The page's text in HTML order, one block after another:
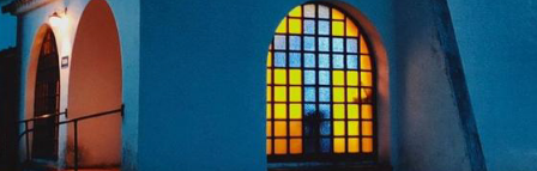
Ospiti
FAQ
Chiesa